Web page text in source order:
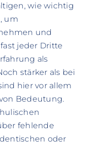
wie wichtig
um
und
jeder Dritte
als
stärker als bei
hier vor allem
Bedeutung.
fehlende
oder